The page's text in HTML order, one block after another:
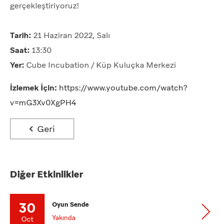
gerçekleştiriyoruz!
Tarih: 21 Haziran 2022, Salı
Saat: 13:30
Yer: Cube Incubation / Küp Kuluçka Merkezi
İzlemek İçin: https://www.youtube.com/watch?
v=mG3Xv0XgPH4
Geri
Diğer Etkinlikler
30
Oct
Oyun Sende
Yakında